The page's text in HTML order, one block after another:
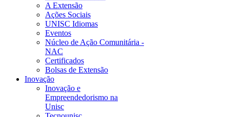
A Extensão
Ações Sociais
UNISC Idiomas
Eventos
Núcleo de Ação Comunitária -
NAC
Certificados
Bolsas de Extensão
Inovação
Inovação e
Empreendedorismo na
Unisc